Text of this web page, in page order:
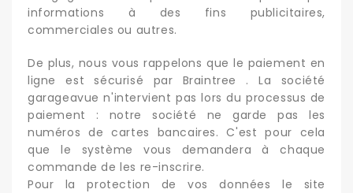
informations à des fins publicitaires,
commerciales ou autres.
De plus, nous vous rappelons que le paiement en
ligne est sécurisé par Braintree . La société
garageavue n'intervient pas lors du processus de
paiement : notre société ne garde pas les
numéros de cartes bancaires. C'est pour cela
que le système vous demandera à chaque
commande de les re-inscrire.
Pour la protection de vos données le site